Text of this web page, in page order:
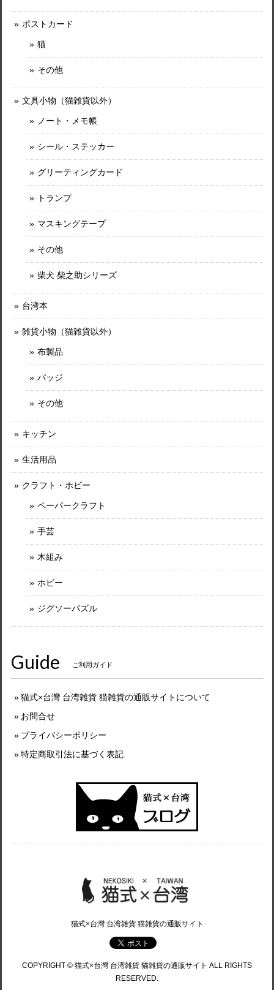
ポストカード
猫
その他
文具小物（猫雑貨以外）
ノート・メモ帳
シール・ステッカー
グリーティングカード
トランプ
マスキングテープ
その他
柴犬 柴之助シリーズ
台湾本
雑貨小物（猫雑貨以外）
布製品
バッジ
その他
キッチン
生活用品
クラフト・ホビー
ペーパークラフト
手芸
木組み
ホビー
ジグソーパズル
Guide ご利用ガイド
猫式×台灣 台湾雑貨 猫雑貨の通販サイトについて
お問合せ
プライバシーポリシー
特定商取引法に基づく表記
猫式×台灣 台湾雑貨 猫雑貨の通販サイト
COPYRIGHT © 猫式×台灣 台湾雑貨 猫雑貨の通販サイト ALL RIGHTS
RESERVED.